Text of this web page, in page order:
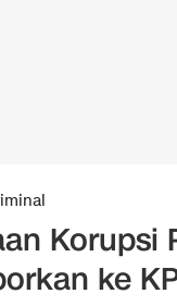
Korupsi
ke